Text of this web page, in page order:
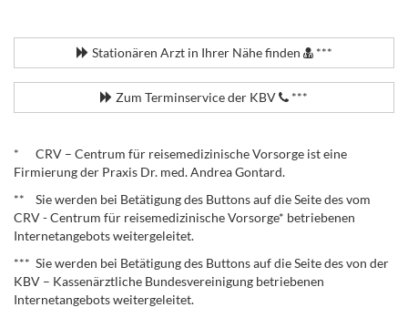
Stationären Arzt in Ihrer Nähe finden ***
Zum Terminservice der KBV ***
* CRV – Centrum für reisemedizinische Vorsorge ist eine
Firmierung der Praxis Dr. med. Andrea Gontard.
** Sie werden bei Betätigung des Buttons auf die Seite des vom
CRV - Centrum für reisemedizinische Vorsorge* betriebenen
Internetangebots weitergeleitet.
*** Sie werden bei Betätigung des Buttons auf die Seite des von der
KBV – Kassenärztliche Bundesvereinigung betriebenen
Internetangebots weitergeleitet.